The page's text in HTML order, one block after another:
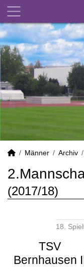
Männer Archiv
(2017/18)
18.
TSV
Bernhausen